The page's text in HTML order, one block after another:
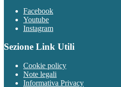
Facebook
Youtube
Instagram
Sezione Link Utili
Cookie policy
Note legali
Informativa Privacy